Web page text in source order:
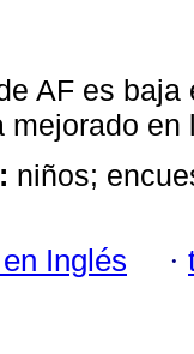
AF es
mejorado
niños;
Inglés ·